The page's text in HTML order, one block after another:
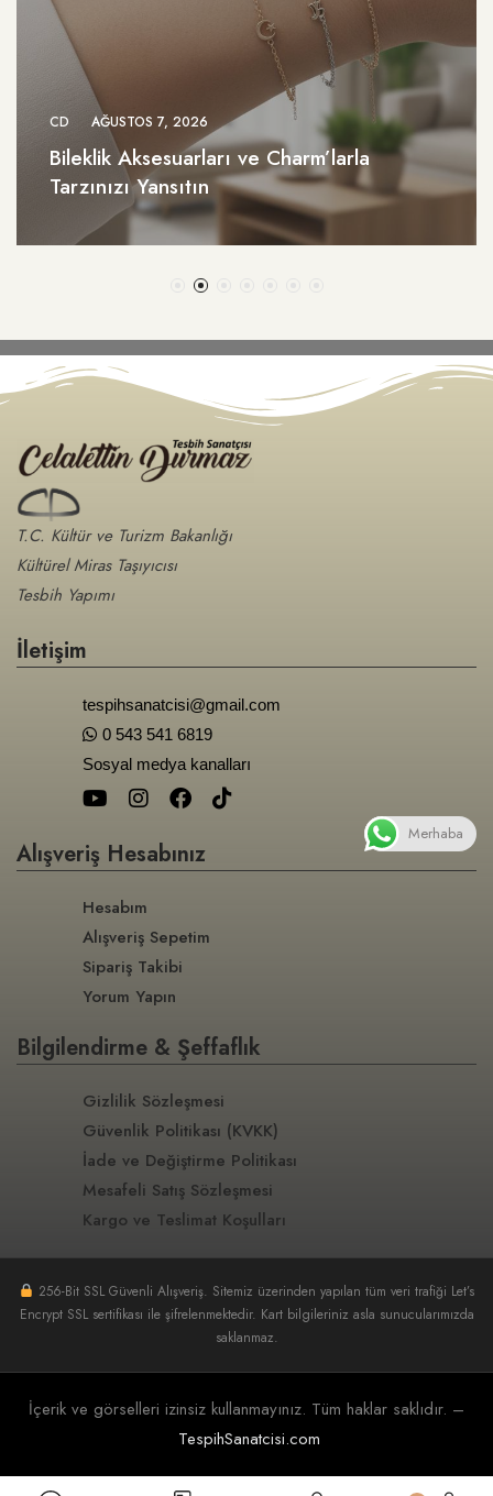
CD AĞUSTOS 7, 2026
Bileklik Aksesuarları ve Charm’larla
Tarzınızı Yansıtın
T.C. Kültür ve Turizm Bakanlığı
Kültürel Miras Taşıyıcısı
Tesbih Yapımı
İletişim
tespihsanatcisi@gmail.com
0 543 541 6819
Sosyal medya kanalları
Alışveriş Hesabınız
Hesabım
Alışveriş Sepetim
Sipariş Takibi
Yorum Yapın
Bilgilendirme & Şeffaflık
Gizlilik Sözleşmesi
Güvenlik Politikası (KVKK)
İade ve Değiştirme Politikası
Mesafeli Satış Sözleşmesi
Kargo ve Teslimat Koşulları
256-Bit SSL Güvenli Alışveriş. Sitemiz üzerinden yapılan tüm veri trafiği Let’s
Encrypt SSL sertifikası ile şifrelenmektedir. Kart bilgileriniz asla sunucularımızda
saklanmaz.
İçerik ve görselleri izinsiz kullanmayınız. Tüm haklar saklıdır. –
TespihSanatcisi.com​
Merhaba